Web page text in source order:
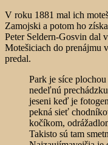
V roku 1881 mal ich
Zamojski a potom ho
Peter Seldern-Gosvin dal
Motešiciach do prenájmu
predal.
Park je síce
nedeľnú
jeseni keď je
pekná sieť
kočíkom,
Takisto sú tam